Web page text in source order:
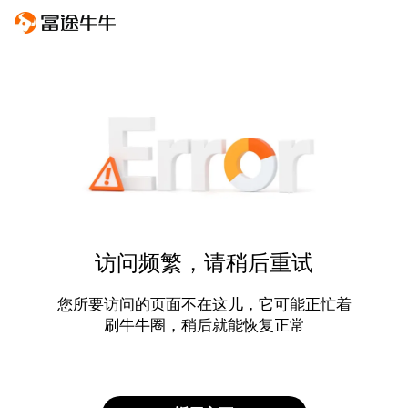
访问频繁，请稍后重试
您所要访问的页面不在这儿，它可能正忙着
刷牛牛圈，稍后就能恢复正常